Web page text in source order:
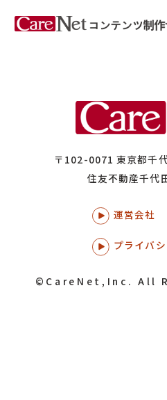
〒102-0071 東京都千
住友不動産千代
運営会社
プライバ
©CareNet,Inc. All